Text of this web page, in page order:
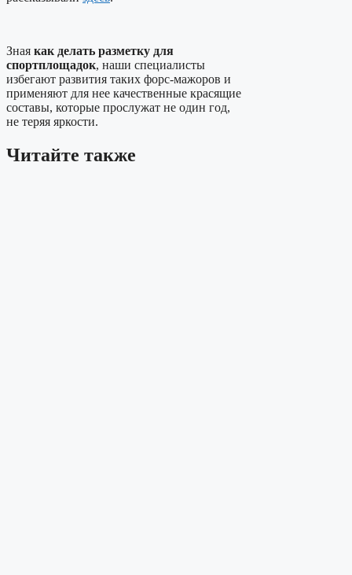
Зная как делать разметку для
спортплощадок, наши специалисты
избегают развития таких форс-мажоров и
применяют для нее качественные красящие
составы, которые прослужат не один год,
не теряя яркости.
Читайте также